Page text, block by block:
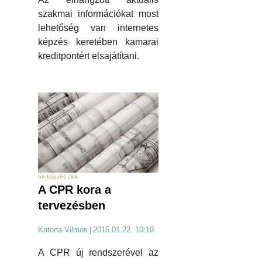
szakmai információkat most
lehetőség van internetes
képzés keretében kamarai
kreditpontért elsajátítani.
hír képzés cikk
A CPR kora a
tervezésben
Katona Vilmos 2015.01.22. 10:19
A CPR új rendszerével az